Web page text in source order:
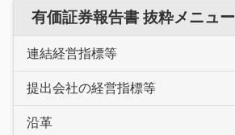
有価証券報告書 抜粋メニュー
連結経営指標等
提出会社の経営指標等
沿革